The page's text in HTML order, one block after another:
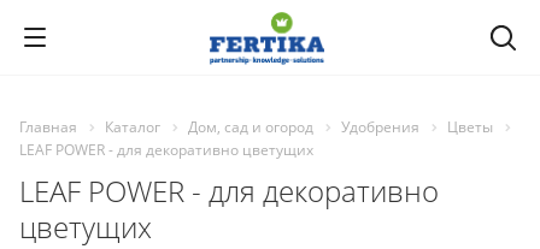
Главная Каталог Дом, сад и огород Удобрения
Цветы
LEAF POWER - для декоративно цветущих
LEAF POWER - для декоративно
цветущих